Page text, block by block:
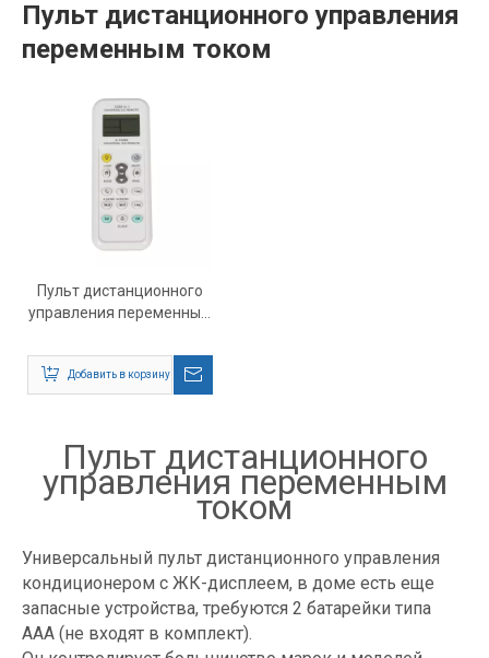
Пульт дистанционного управления
переменным током
Пульт дистанционного
управления переменным
Добавить в корзину
Пульт дистанционного
управления переменным
током
Универсальный пульт дистанционного управления
кондиционером с ЖК-дисплеем, в доме есть еще
запасные устройства, требуются 2 батарейки типа
ААА (не входят в комплект).